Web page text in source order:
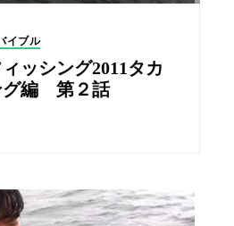
イブル
ッシング2011タカ
グ編 第２話